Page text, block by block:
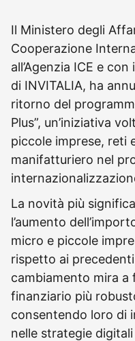
Il Ministero degli
Cooperazione
all’Agenzia ICE e
di INVITALIA, ha
ritorno del
Plus”, un’iniziativa
piccole imprese, reti
manifatturiero nel
La novità più
l’aumento
micro e piccole
rispetto ai
cambiamento mira
finanziario più
consentendo loro di
nelle strategie